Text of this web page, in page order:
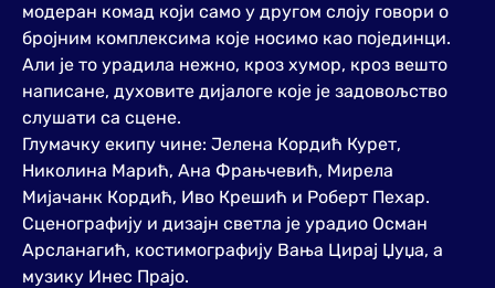
модеран комад који само у другом слоју говори о
бројним комплексима које носимо као појединци.
Али је то урадила нежно, кроз хумор, кроз вешто
написане, духовите дијалоге које је задовољство
слушати са сцене.
Глумачку екипу чине: Јелена Кордић Курет,
Николина Марић, Ана Фрањчевић, Мирела
Мијачанк Кордић, Иво Крешић и Роберт Пехар.
Сценографију и дизајн светла је урадио Осман
Арсланагић, костимографију Вања Цирај Џуџа, а
музику Инес Прајо.